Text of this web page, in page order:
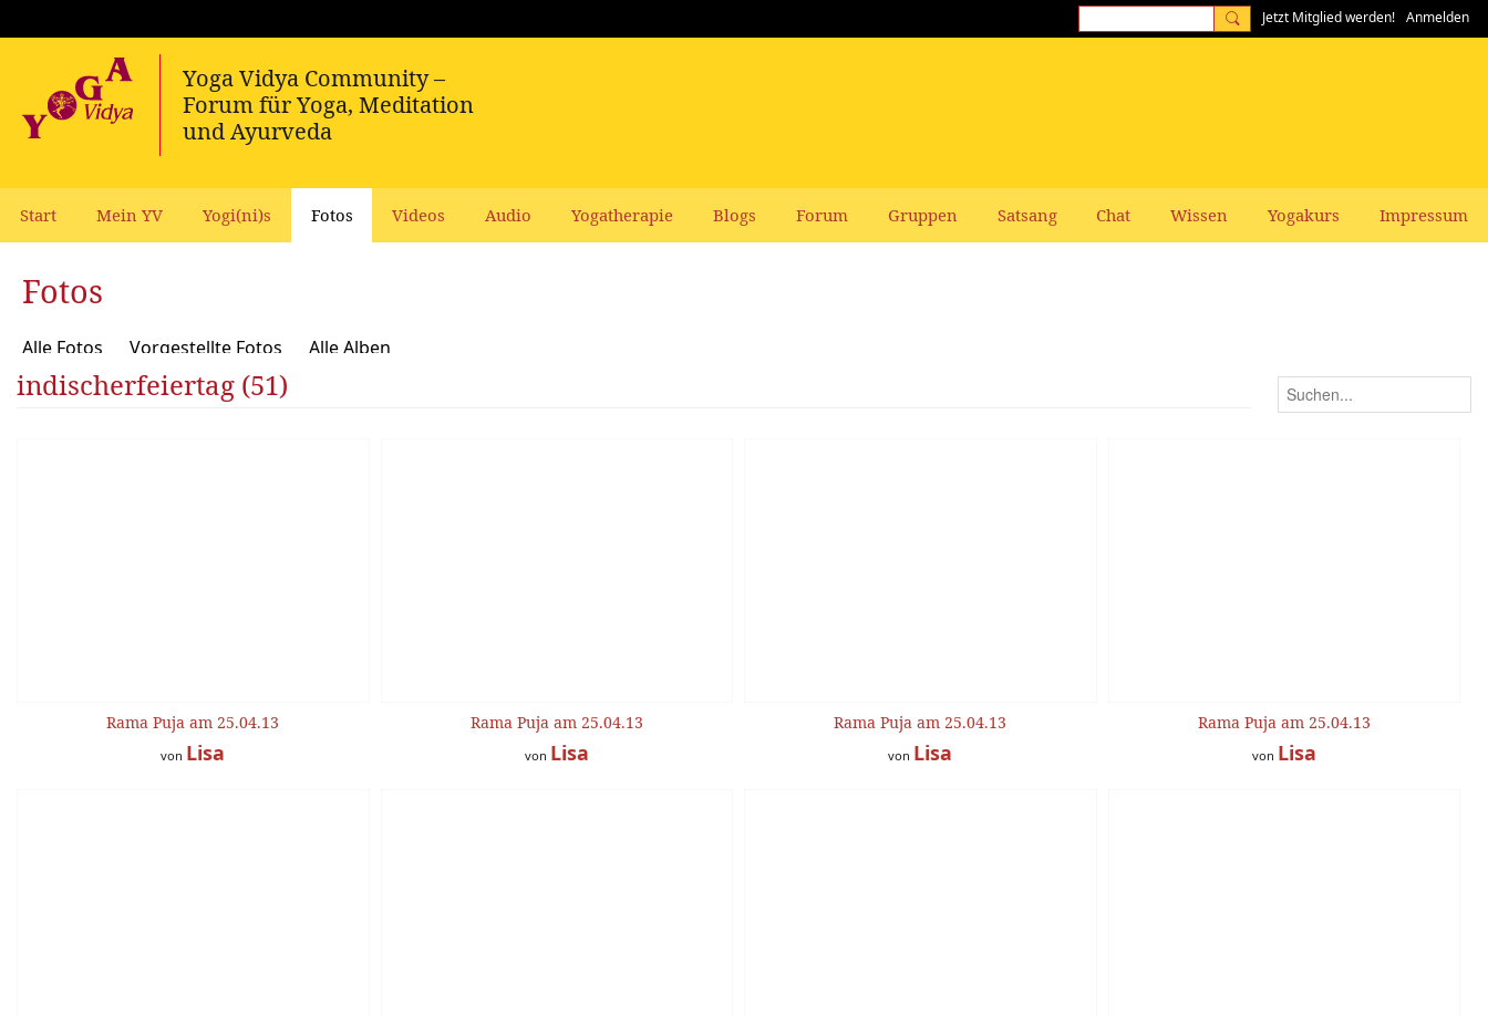
Jetzt Mitglied werden! Anmelden
Start Mein YV Yogi(ni)s Fotos Videos Audio Yogatherapie Blogs Forum Gruppen Satsang Chat Wissen Yogakurs Impressum
Fotos
Alle Fotos Vorgestellte Fotos Alle Alben
indischerfeiertag (51)
Rama Puja am 25.04.13
von Lisa
Rama Puja am 25.04.13
von Lisa
Rama Puja am 25.04.13
von Lisa
Rama Puja am 25.04.13
von Lisa